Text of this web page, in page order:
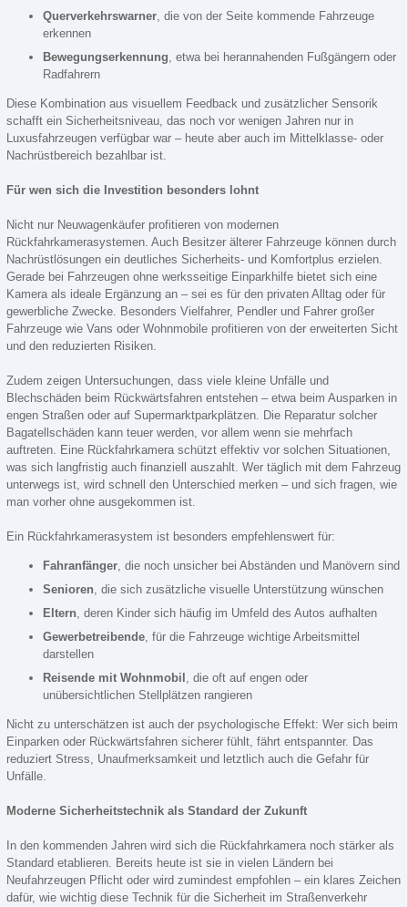
Querverkehrswarner, die von der Seite kommende Fahrzeuge
erkennen
Bewegungserkennung, etwa bei herannahenden Fußgängern oder
Radfahrern
Diese Kombination aus visuellem Feedback und zusätzlicher Sensorik
schafft ein Sicherheitsniveau, das noch vor wenigen Jahren nur in
Luxusfahrzeugen verfügbar war – heute aber auch im Mittelklasse- oder
Nachrüstbereich bezahlbar ist.
Für wen sich die Investition besonders lohnt
Nicht nur Neuwagenkäufer profitieren von modernen
Rückfahrkamerasystemen. Auch Besitzer älterer Fahrzeuge können durch
Nachrüstlösungen ein deutliches Sicherheits- und Komfortplus erzielen.
Gerade bei Fahrzeugen ohne werksseitige Einparkhilfe bietet sich eine
Kamera als ideale Ergänzung an – sei es für den privaten Alltag oder für
gewerbliche Zwecke. Besonders Vielfahrer, Pendler und Fahrer großer
Fahrzeuge wie Vans oder Wohnmobile profitieren von der erweiterten Sicht
und den reduzierten Risiken.
Zudem zeigen Untersuchungen, dass viele kleine Unfälle und
Blechschäden beim Rückwärtsfahren entstehen – etwa beim Ausparken in
engen Straßen oder auf Supermarktparkplätzen. Die Reparatur solcher
Bagatellschäden kann teuer werden, vor allem wenn sie mehrfach
auftreten. Eine Rückfahrkamera schützt effektiv vor solchen Situationen,
was sich langfristig auch finanziell auszahlt. Wer täglich mit dem Fahrzeug
unterwegs ist, wird schnell den Unterschied merken – und sich fragen, wie
man vorher ohne ausgekommen ist.
Ein Rückfahrkamerasystem ist besonders empfehlenswert für:
Fahranfänger, die noch unsicher bei Abständen und Manövern sind
Senioren, die sich zusätzliche visuelle Unterstützung wünschen
Eltern, deren Kinder sich häufig im Umfeld des Autos aufhalten
Gewerbetreibende, für die Fahrzeuge wichtige Arbeitsmittel
darstellen
Reisende mit Wohnmobil , die oft auf engen oder
unübersichtlichen Stellplätzen rangieren
Nicht zu unterschätzen ist auch der psychologische Effekt: Wer sich beim
Einparken oder Rückwärtsfahren sicherer fühlt, fährt entspannter. Das
reduziert Stress, Unaufmerksamkeit und letztlich auch die Gefahr für
Unfälle.
Moderne Sicherheitstechnik als Standard der Zukunft
In den kommenden Jahren wird sich die Rückfahrkamera noch stärker als
Standard etablieren. Bereits heute ist sie in vielen Ländern bei
Neufahrzeugen Pflicht oder wird zumindest empfohlen – ein klares Zeichen
dafür, wie wichtig diese Technik für die Sicherheit im Straßenverkehr